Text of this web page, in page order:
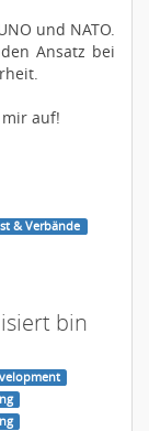
und NATO.
Ansatz bei
auf!
& Verbände
bin